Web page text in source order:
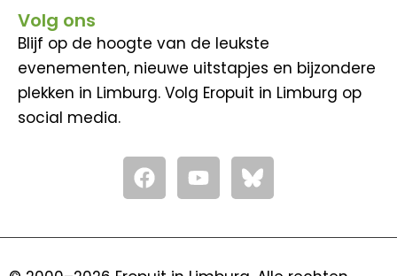
Volg ons
Blijf op de hoogte van de leukste
evenementen, nieuwe uitstapjes en bijzondere
plekken in Limburg. Volg Eropuit in Limburg op
social media.
F
a
c
e
Y
o
u
t